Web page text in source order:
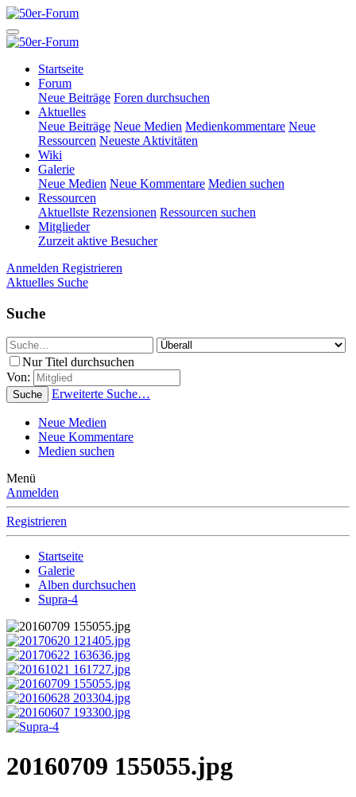
Startseite
Forum
Neue Beiträge Foren durchsuchen
Aktuelles
Neue Beiträge Neue Medien Medienkommentare Neue
Ressourcen Neueste Aktivitäten
Wiki
Galerie
Neue Medien Neue Kommentare Medien suchen
Ressourcen
Aktuellste Rezensionen Ressourcen suchen
Mitglieder
Zurzeit aktive Besucher
Anmelden Registrieren
Aktuelles Suche
Suche
Nur Titel durchsuchen
Von:
Suche Erweiterte Suche…
Neue Medien
Neue Kommentare
Medien suchen
Menü
Anmelden
Registrieren
Startseite
Galerie
Alben durchsuchen
Supra-4
20160709 155055.jpg